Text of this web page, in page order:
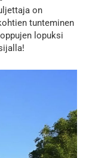
on
tunteminen
lopuksi